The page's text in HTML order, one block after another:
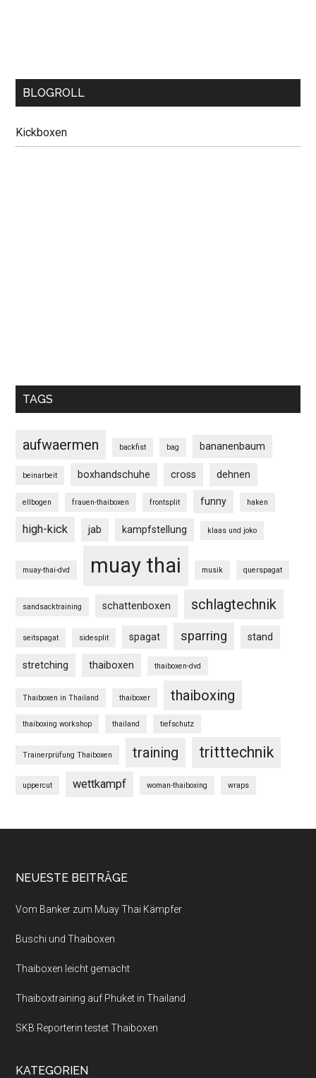
BLOGROLL
Kickboxen
TAGS
aufwaermen backfist bag bananenbaum
beinarbeit boxhandschuhe cross dehnen
ellbogen frauen-thaiboxen frontsplit funny haken
high-kick jab kampfstellung klaas und joko
muay-thai-dvd muay thai musik querspagat
sandsacktraining schattenboxen schlagtechnik
seitspagat sidesplit spagat sparring stand
stretching thaiboxen thaiboxen-dvd
Thaiboxen in Thailand thaiboxer thaiboxing
thaiboxing workshop thailand tiefschutz
Trainerprüfung Thaiboxen training tritttechnik
uppercut wettkampf woman-thaiboxing wraps
NEUESTE BEITRÄGE
Vom Banker zum Muay Thai Kämpfer
Buschi und Thaiboxen
Thaiboxen leicht gemacht
Thaiboxtraining auf Phuket in Thailand
SKB Reporterin testet Thaiboxen
KATEGORIEN